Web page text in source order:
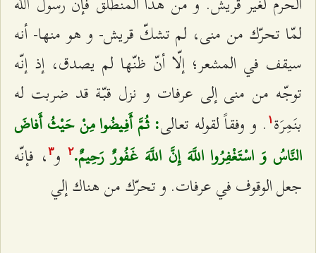
لمّا تحرّك من منى، لم تشكّ قريش- و هو منها- أنه
سيقف في المشعر؛ إلّا أنّ ظنّها لم يصدق، إذ إنّه
توجّه من منى إلى عرفات و نزل قبّة قد ضربت له
بنَمِرَة ۱ . و وفقاً لقوله تعالى‌: ثُمَّ أَفِيضُوا مِنْ حَيْثُ أَفاضَ
النَّاسُ وَ اسْتَغْفِرُوا اللَّهَ إِنَّ اللَّهَ غَفُورٌ رَحِيمٌ.٢و٣، فإنّه
جعل الوقوف في عرفات. و تحرّك من هناك إلي‌